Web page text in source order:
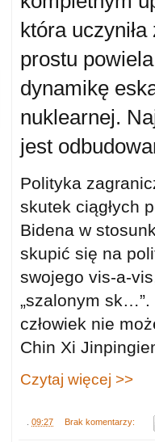
która
prostu
dynamikę
nuklearnej.
jest
Polityka
skutek ciągłych
Bidena w
skupić się na
swojego vis-a-
„szalonym sk…”.
człowiek nie
Chin Xi
Czytaj więcej >>
09:27 Brak komentarzy: